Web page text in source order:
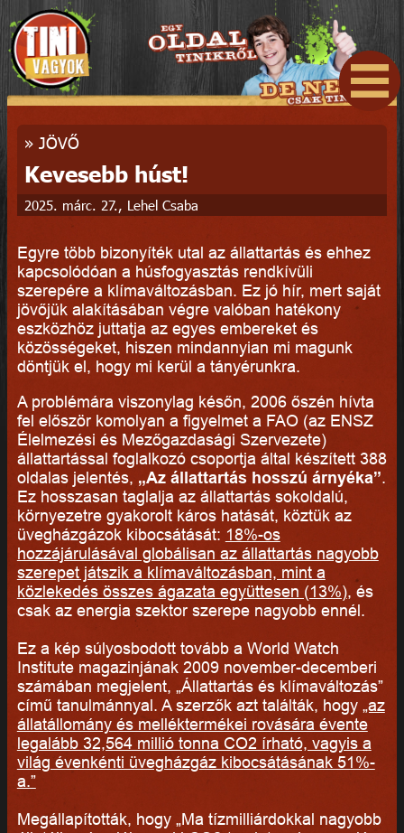
» JÖVŐ
Kevesebb húst!
2025. márc. 27., Lehel Csaba
Egyre több bizonyíték utal az állattartás és ehhez
kapcsolódóan a húsfogyasztás rendkívüli
szerepére a klímaváltozásban. Ez jó hír, mert saját
jövőjük alakításában végre valóban hatékony
eszközhöz juttatja az egyes embereket és
közösségeket, hiszen mindannyian mi magunk
döntjük el, hogy mi kerül a tányérunkra.
A problémára viszonylag későn, 2006 őszén hívta
fel először komolyan a figyelmet a FAO (az ENSZ
Élelmezési és Mezőgazdasági Szervezete)
állattartással foglalkozó csoportja által készített 388
oldalas jelentés, „Az állattartás hosszú árnyéka”.
Ez hosszasan taglalja az állattartás sokoldalú,
környezetre gyakorolt káros hatását, köztük az
üvegházgázok kibocsátását: 18%-os
hozzájárulásával globálisan az állattartás nagyobb
szerepet játszik a klímaváltozásban, mint a
közlekedés összes ágazata együttesen (13%), és
csak az energia szektor szerepe nagyobb ennél.
Ez a kép súlyosbodott tovább a World Watch
Institute magazinjának 2009 november-decemberi
számában megjelent, „Állattartás és klímaváltozás”
című tanulmánnyal. A szerzők azt találták, hogy „az
állatállomány és melléktermékei rovására évente
legalább 32,564 millió tonna CO2 írható, vagyis a
világ évenkénti üvegházgáz kibocsátásának 51%-
a.”
Megállapították, hogy „Ma tízmilliárdokkal nagyobb